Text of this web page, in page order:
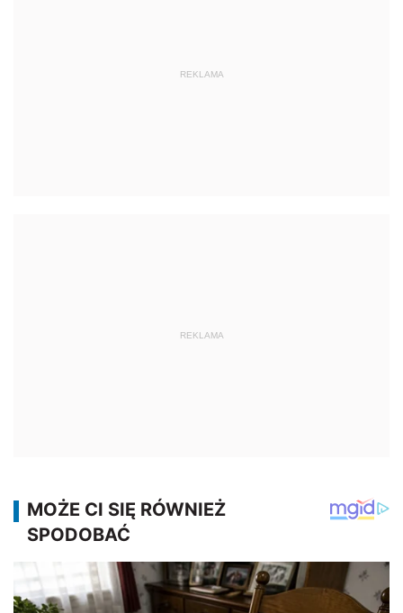
REKLAMA
REKLAMA